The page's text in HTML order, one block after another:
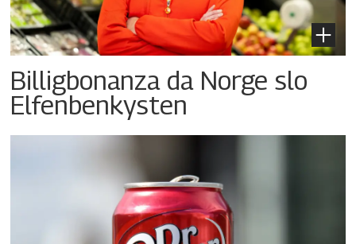
Billigbonanza da Norge slo
Elfenbenkysten